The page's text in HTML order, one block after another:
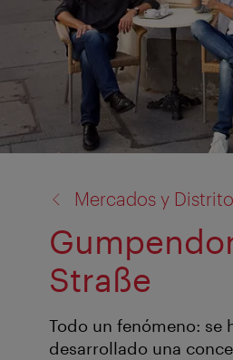
Mercados y
Straße
Todo un fenómeno: se
desarrollado una